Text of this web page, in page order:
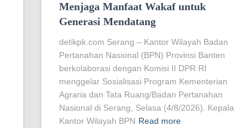
Menjaga Manfaat Wakaf untuk
Generasi Mendatang
detikpk.com Serang – Kantor Wilayah Badan
Pertanahan Nasional (BPN) Provinsi Banten
berkolaborasi dengan Komisi II DPR RI
menggelar Sosialisasi Program Kementerian
Agraria dan Tata Ruang/Badan Pertanahan
Nasional di Serang, Selasa (4/8/2026). Kepala
Kantor Wilayah BPN Read more